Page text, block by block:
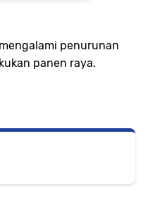
penurunan
panen raya.